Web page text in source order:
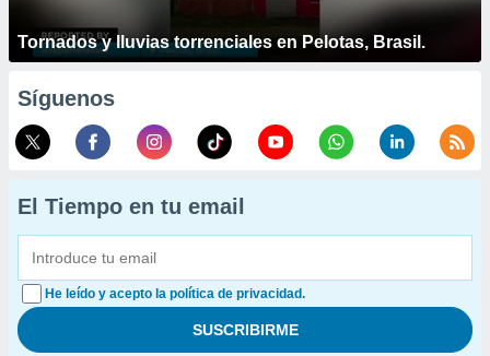
Tornados y lluvias torrenciales en Pelotas, Brasil.
Síguenos
El Tiempo en tu email
He leído y acepto la política de privacidad.